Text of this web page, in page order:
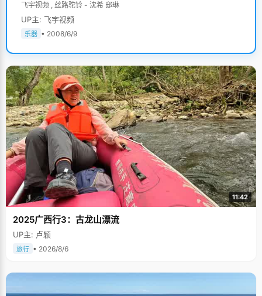
飞宇视频 , 丝路驼铃 - 沈希 邸琳
UP主: 飞宇视频
乐器 • 2008/6/9
11:42
2025广西行3：古龙山漂流
UP主: 卢颖
旅行 • 2026/8/6